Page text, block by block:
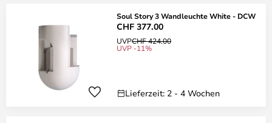
Soul Story 3 Wandleuchte White - DCW
CHF 377.00
UVPCHF 424.00
UVP -11%
Lieferzeit: 2 - 4 Wochen